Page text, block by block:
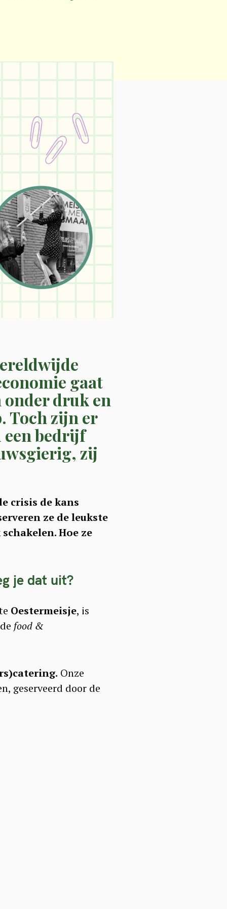
gaat
druk en
Toch zijn er
een bedrijf
zij
crisis de kans
ze de leukste
Hoe ze
je dat uit?
Oestermeisje, is
food &
Onze
geserveerd door de